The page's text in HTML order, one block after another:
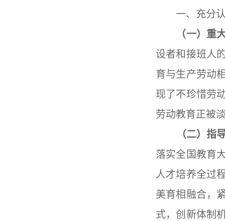
一、充分认
（一）重
设者和接班人
育与生产劳动
现了不珍惜劳
劳动教育正被
（二）指
落实全国教育
人才培养全过
美育相融合，
式，创新体制